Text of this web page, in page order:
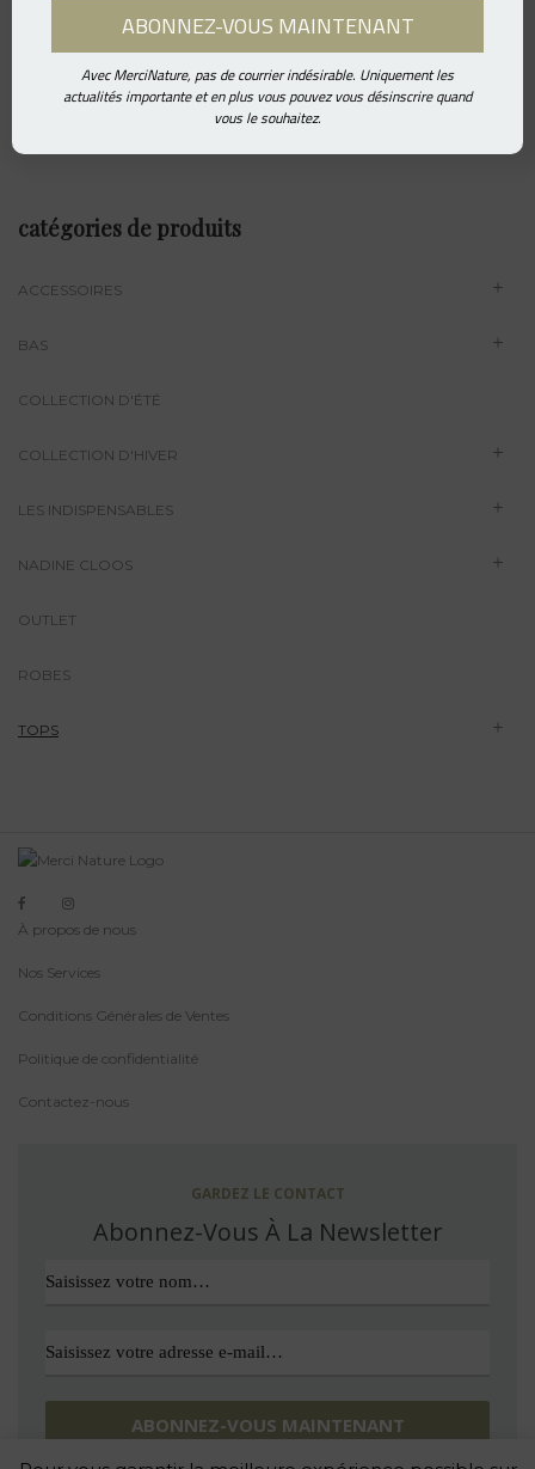
T-Shirt MN – Blue Jeans
catégories de produits
ACCESSOIRES
BAS
COLLECTION D'ÉTÉ
COLLECTION D'HIVER
LES INDISPENSABLES
NADINE CLOOS
OUTLET
ROBES
TOPS
À propos de nous
Nos Services
Conditions Générales de Ventes
Politique de confidentialité
Contactez-nous
GARDEZ LE CONTACT
Abonnez-Vous À La Newsletter
Avec MerciNature, pas de courrier indésirable. Uniquement les
actualités importante et en plus vous pouvez vous désinscrire quand
vous le souhaitez.